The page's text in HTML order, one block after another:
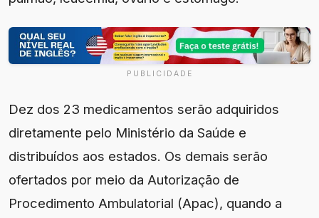
PUBLICIDADE
Dez dos 23 medicamentos serão adquiridos
diretamente pelo Ministério da Saúde e
distribuídos aos estados. Os demais serão
ofertados por meio da Autorização de
Procedimento Ambulatorial (Apac), quando a